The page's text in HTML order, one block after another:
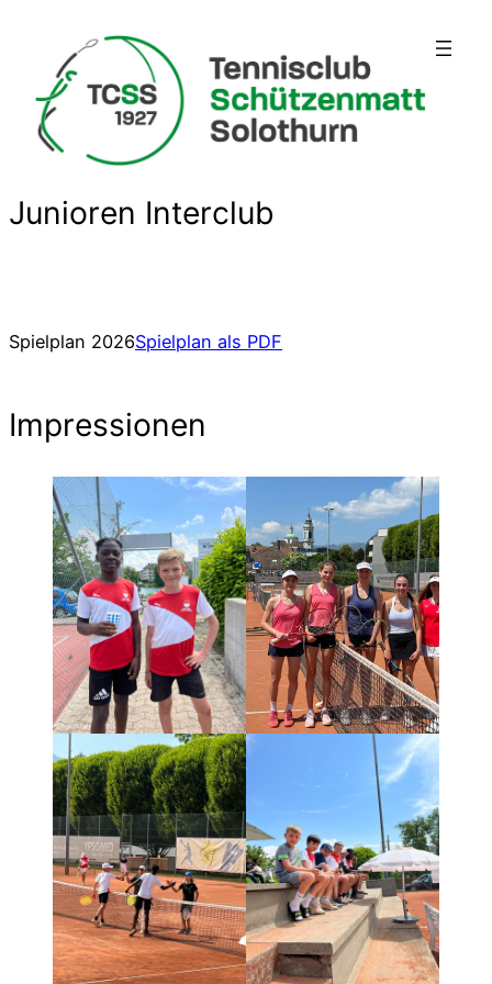
Junioren Interclub
Spielplan 2026Spielplan als PDF
Impressionen